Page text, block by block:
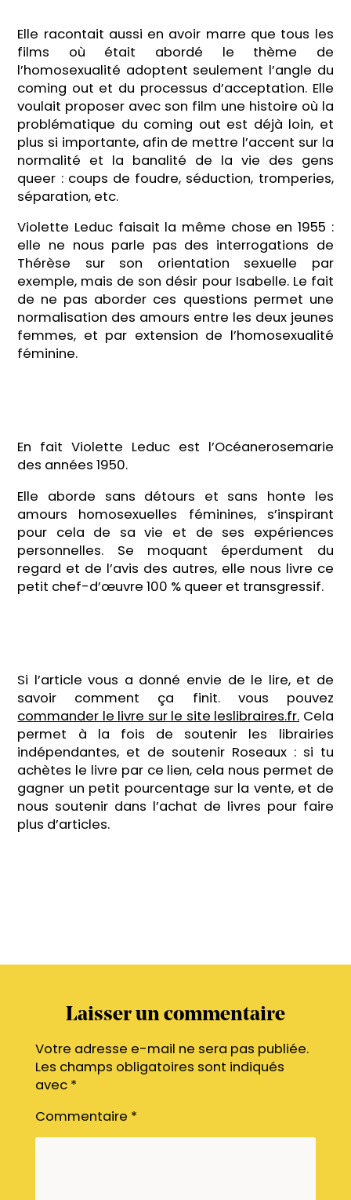
Elle racontait aussi en avoir marre que tous les
films où était abordé le thème de
l’homosexualité adoptent seulement l’angle du
coming out et du processus d’acceptation. Elle
voulait proposer avec son film une histoire où la
problématique du coming out est déjà loin, et
plus si importante, afin de mettre l’accent sur la
normalité et la banalité de la vie des gens
queer : coups de foudre, séduction, tromperies,
séparation, etc.
Violette Leduc faisait la même chose en 1955 :
elle ne nous parle pas des interrogations de
Thérèse sur son orientation sexuelle par
exemple, mais de son désir pour Isabelle. Le fait
de ne pas aborder ces questions permet une
normalisation des amours entre les deux jeunes
femmes, et par extension de l’homosexualité
féminine.
En fait Violette Leduc est l’Océanerosemarie
des années 1950.
Elle aborde sans détours et sans honte les
amours homosexuelles féminines, s’inspirant
pour cela de sa vie et de ses expériences
personnelles. Se moquant éperdument du
regard et de l’avis des autres, elle nous livre ce
petit chef-d’œuvre 100 % queer et transgressif.
Si l’article vous a donné envie de le lire, et de
savoir comment ça finit. vous pouvez
commander le livre sur le site leslibraires.fr. Cela
permet à la fois de soutenir les librairies
indépendantes, et de soutenir Roseaux : si tu
achètes le livre par ce lien, cela nous permet de
gagner un petit pourcentage sur la vente, et de
nous soutenir dans l’achat de livres pour faire
plus d’articles.
Laisser un commentaire
Votre adresse e-mail ne sera pas publiée.
Les champs obligatoires sont indiqués
avec *
Commentaire *